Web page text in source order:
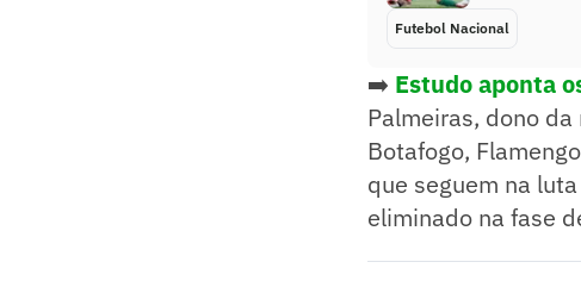
Futebol Nacional
➡️ Estudo aponta
Palmeiras, dono
Botafogo,
que seguem na
eliminado na fase